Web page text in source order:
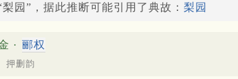
园”，据此推断可能引用了典故： 梨园
· 郦权
押删韵